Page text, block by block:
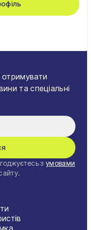
та спеціальні
з умовами